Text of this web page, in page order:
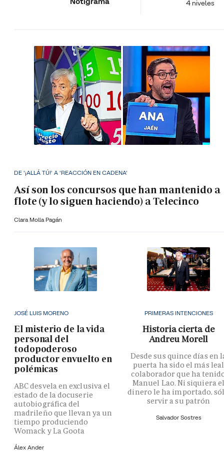
4 niveles
DE '¡ALLÁ TÚ!' A 'REACCIÓN EN CADENA'
Así son los concursos que han mantenido a
flote (y lo siguen haciendo) a Telecinco
Clara Molla Pagán
JOSÉ LUIS MORENO
El misterio de la vida
personal del
todopoderoso
productor envuelto en
polémicas
ABC desvela en exclusiva el
estado de la docuserie
autobiográfica del
madrileño que llevan ya un
tiempo produciendo
Womack y La Goota
Álex Ander
PRIMERAS INTENCIONES
Historia cierta de
Andreu Morell
Desde sus quince días en
puerta ha sido el más leal
colaborador que ha
Manuel Lao. Ni siquiera
dinero le ha importado,
servir a su patrón
Salvador Sostres